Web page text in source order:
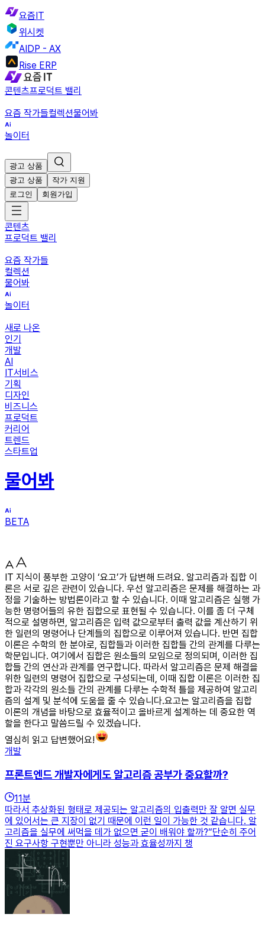
요즘IT
위시켓
AIDP - AX
Rise ERP
콘텐츠프로덕트 밸리
요즘 작가들컬렉션물어봐
놀이터
광고 상품
광고 상품
작가 지원
로그인
회원가입
콘텐츠
프로덕트 밸리
요즘 작가들
컬렉션
물어봐
놀이터
새로 나온
인기
개발
AI
IT서비스
기획
디자인
비즈니스
프로덕트
커리어
트렌드
스타트업
물어봐
BETA
IT 지식이 풍부한 고양이 ‘요고’가 답변해 드려요. 알고리즘과 집합 이
론은 서로 깊은 관련이 있습니다. 우선 알고리즘은 문제를 해결하는 과
정을 기술하는 방법론이라고 할 수 있습니다. 이때 알고리즘은 실행 가
능한 명령어들의 유한 집합으로 표현될 수 있습니다. 이를 좀 더 구체
적으로 설명하면, 알고리즘은 입력 값으로부터 출력 값을 계산하기 위
한 일련의 명령어나 단계들의 집합으로 이루어져 있습니다. 반면 집합
이론은 수학의 한 분야로, 집합들과 이러한 집합들 간의 관계를 다루는
학문입니다. 여기에서 집합은 원소들의 모임으로 정의되며, 이러한 집
합들 간의 연산과 관계를 연구합니다. 따라서 알고리즘은 문제 해결을
위한 일련의 명령어 집합으로 구성되는데, 이때 집합 이론은 이러한 집
합과 각각의 원소들 간의 관계를 다루는 수학적 틀을 제공하여 알고리
즘의 설계 및 분석에 도움을 줄 수 있습니다.요고는 알고리즘을 집합
이론의 개념을 바탕으로 효율적이고 올바르게 설계하는 데 중요한 역
할을 한다고 말씀드릴 수 있겠습니다.
열심히 읽고 답변했어요!
개발
프론트엔드 개발자에게도 알고리즘 공부가 중요할까?
11분
따라서 추상화된 형태로 제공되는 알고리즘의 입출력만 잘 알면 실무
에 있어서는 큰 지장이 없기 때문에 이런 일이 가능한 것 같습니다. 알
고리즘을 실무에 써먹을 데가 없으면 굳이 배워야 할까?“단순히 주어
진 요구사항 구현뿐만 아니라 성능과 효율성까지 챙